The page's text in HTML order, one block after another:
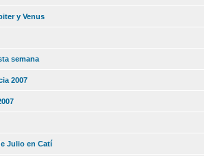
y Venus
semana
2007
Julio en Catí